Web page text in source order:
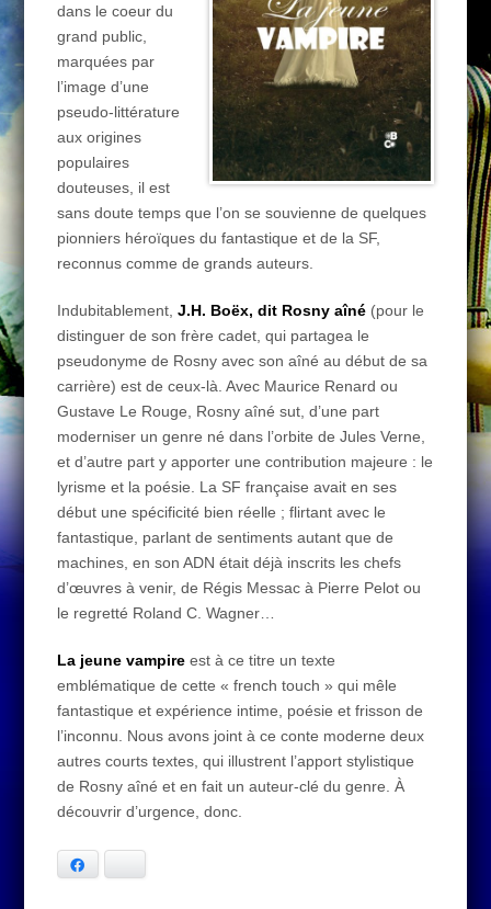
dans le coeur du
grand public,
marquées par
l’image d’une
pseudo-littérature
aux origines
populaires
douteuses, il est
sans doute temps que l’on se souvienne de quelques
pionniers héroïques du fantastique et de la SF,
reconnus comme de grands auteurs.
Indubitablement,J.H. Boëx, dit Rosny aîné (pour le
distinguer de son frère cadet, qui partagea le
pseudonyme de Rosny avec son aîné au début de sa
carrière) est de ceux-là. Avec Maurice Renard ou
Gustave Le Rouge, Rosny aîné sut, d’une part
moderniser un genre né dans l’orbite de Jules Verne,
et d’autre part y apporter une contribution majeure : le
lyrisme et la poésie. La SF française avait en ses
début une spécificité bien réelle ; flirtant avec le
fantastique, parlant de sentiments autant que de
machines, en son ADN était déjà inscrits les chefs
d’œuvres à venir, de Régis Messac à Pierre Pelot ou
le regretté Roland C. Wagner…
La jeune vampire est à ce titre un texte
emblématique de cette « french touch » qui mêle
fantastique et expérience intime, poésie et frisson de
l’inconnu. Nous avons joint à ce conte moderne deux
autres courts textes, qui illustrent l’apport stylistique
de Rosny aîné et en fait un auteur-clé du genre. À
découvrir d’urgence, donc.